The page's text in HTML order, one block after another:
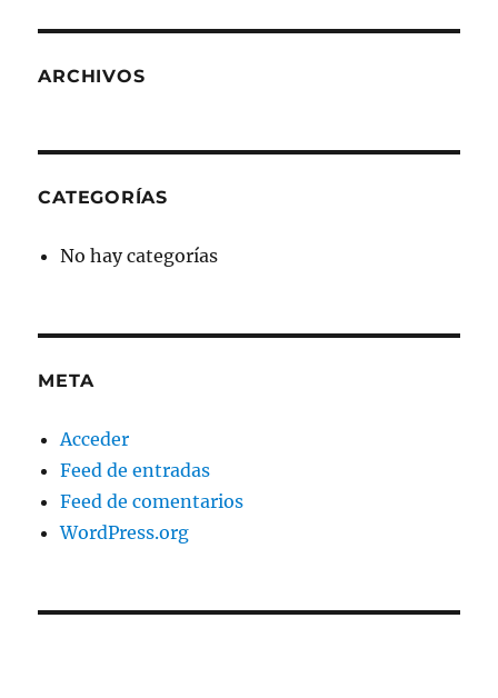
ARCHIVOS
CATEGORÍAS
No hay categorías
META
Acceder
Feed de entradas
Feed de comentarios
WordPress.org